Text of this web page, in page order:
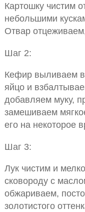
Картошку чистим
небольшими
Отвар
Шаг 2:
Кефир выливаем в
яйцо и
добавляем муку,
замешиваем
его на некоторое
Шаг 3:
Лук чистим и
сковороду с
обжариваем,
золотистого